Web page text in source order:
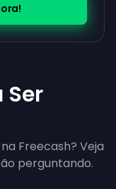
Ser
Freecash? Veja
perguntando.